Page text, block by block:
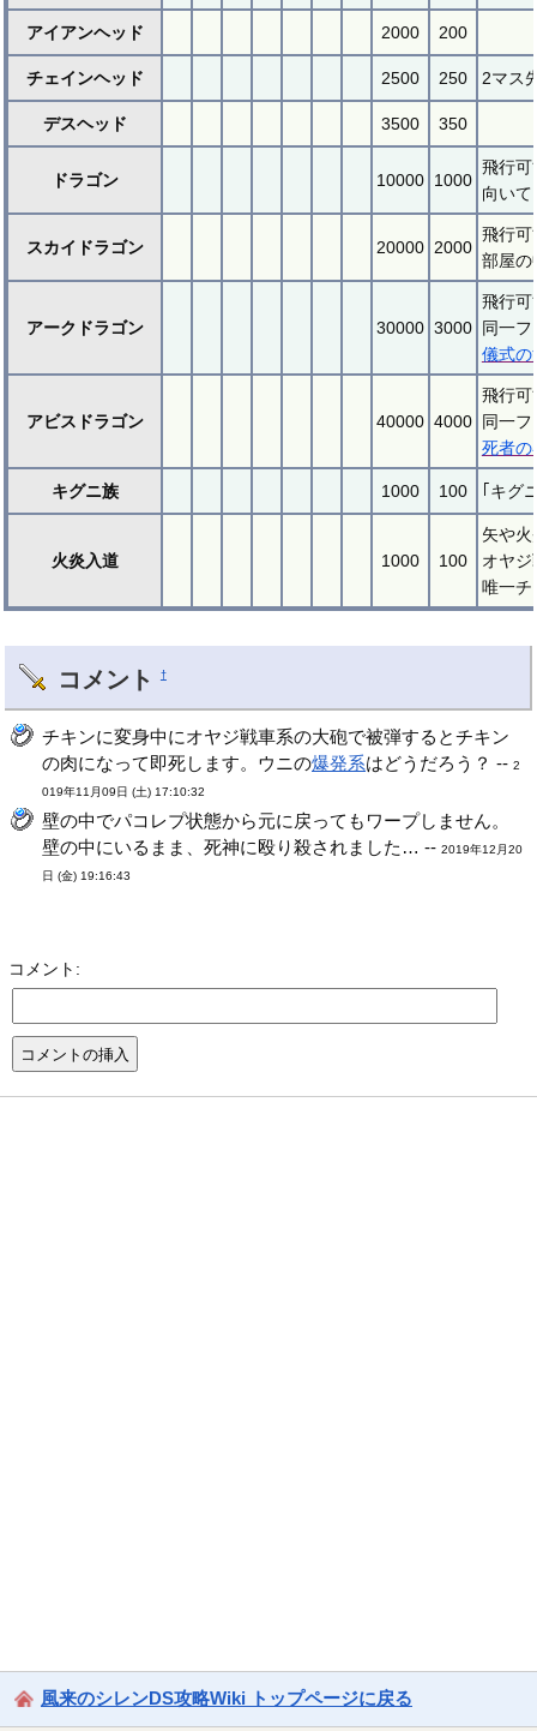
アイアンヘッド 2000 200
チェインヘッド 2500 250 2マス
デスヘッド 3500 350
ドラゴン 10000 1000
飛行可
向いて
スカイドラゴン 20000 2000
飛行可
部屋の
アークドラゴン 30000 3000
飛行可
同一フ
儀式の
アビスドラゴン 40000 4000
飛行可
同一フ
死者の
キグニ族 1000 100 ｢キグ
火炎入道 1000 100
矢や火
オヤジ
唯一チ
コメント †
チキンに変身中にオヤジ戦車系の大砲で被弾するとチキン
の肉になって即死します。ウニの爆発系はどうだろう？ --2
019年11月09日 (土) 17:10:32
壁の中でパコレプ状態から元に戻ってもワープしません。
壁の中にいるまま、死神に殴り殺されました… --2019年12月20
日 (金) 19:16:43
コメント:
風来のシレンDS攻略Wiki トップページに戻る